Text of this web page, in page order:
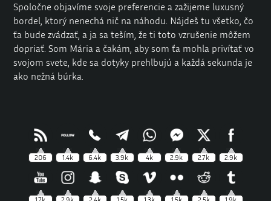
206 1.4k 6.4k 3.9k 4k 2.9k 2.7k 2.9k
Spoločne objavíme svoje preferencie a zažijeme luxusný
bordel, ktorý nenechá nič na náhodu. Nájdeš tu všetko, čo
ťa bude zvádzať, a ja sa teším, že ti toto vzrušenie môžem
dopriať. Som Mária a čakám, aby som ťa mohla privítať vo
svojom svete, kde sa dotyky prehlbujú a každá sekunda je
ako nežná búrka.